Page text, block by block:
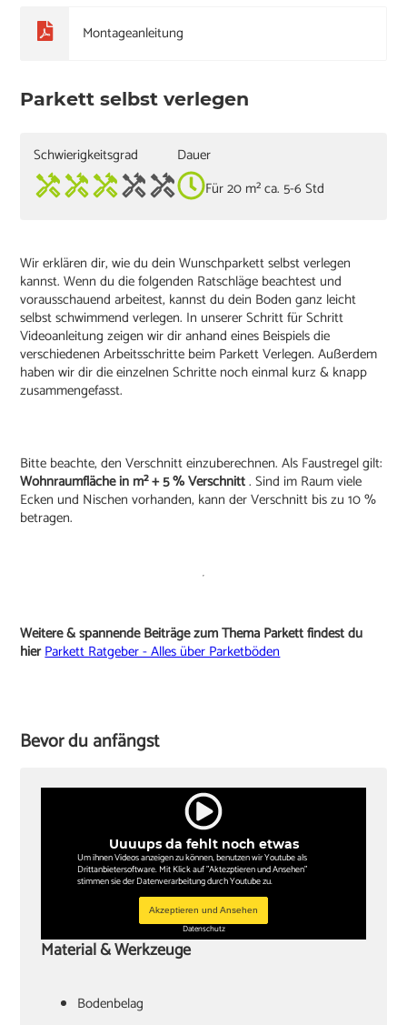
Montageanleitung
Parkett selbst verlegen
Schwierigkeitsgrad
Dauer
Für 20 m² ca. 5-6 Std
Wir erklären dir, wie du dein Wunschparkett selbst verlegen
kannst. Wenn du die folgenden Ratschläge beachtest und
vorausschauend arbeitest, kannst du dein Boden ganz leicht
selbst schwimmend verlegen. In unserer Schritt für Schritt
Videoanleitung zeigen wir dir anhand eines Beispiels die
verschiedenen Arbeitsschritte beim Parkett Verlegen. Außerdem
haben wir dir die einzelnen Schritte noch einmal kurz & knapp
zusammengefasst.
Bitte beachte, den Verschnitt einzuberechnen. Als Faustregel gilt:
Wohnraumfläche in m² + 5 % Verschnitt. Sind im Raum viele
Ecken und Nischen vorhanden, kann der Verschnitt bis zu 10 %
betragen.
Weitere & spannende Beiträge zum Thema Parkett findest du
hierParkett Ratgeber - Alles über Parketböden
Bevor du anfängst
Uuuups da fehlt noch etwas
Um ihnen Videos anzeigen zu können, benutzen wir Youtube als
Drittanbietersoftware. Mit Klick auf "Aktezptieren und Ansehen"
stimmen sie der Datenverarbeitung durch Youtube zu.
Akzeptieren und Ansehen
Datenschutz
Material & Werkzeuge
Bodenbelag